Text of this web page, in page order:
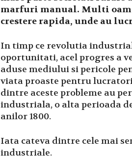
marfuri manual. Multi
crestere rapida, unde au
In timp ce revolutia
oportunitati, acel progres a
aduse mediului si pericole
viata proaste pentru
dintre aceste probleme au
industriala, o alta perioada
anilor 1800.
Iata cateva dintre cele mai
industriale.